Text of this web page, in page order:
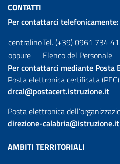
CONTATTI
Per contattarci telefonicamente:
centralinoTel. (+39) 0961 734
oppure
Elenco del Personale
Per contattarci mediante Posta
Posta elettronica certificata (PEC):
drcal@postacert.istruzione.it
Posta elettronica
direzione-calabria@istruzione.it
AMBITI TERRITORIALI